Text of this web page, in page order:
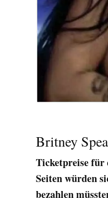
Britney
Ticketpreise für
Seiten würden
bezahlen